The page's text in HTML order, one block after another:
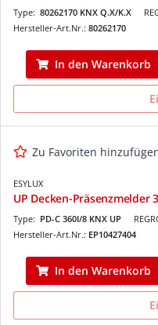
Type: 80262170 KNX Q.X/K.X
Hersteller-Art.Nr.: 80262170
In den Warenkorb
Zu Favoriten
ESYLUX
UP Decken-Präsenzmelder
Type: PD-C 360I/8 KNX UP
Hersteller-Art.Nr.: EP10427404
In den Warenkorb